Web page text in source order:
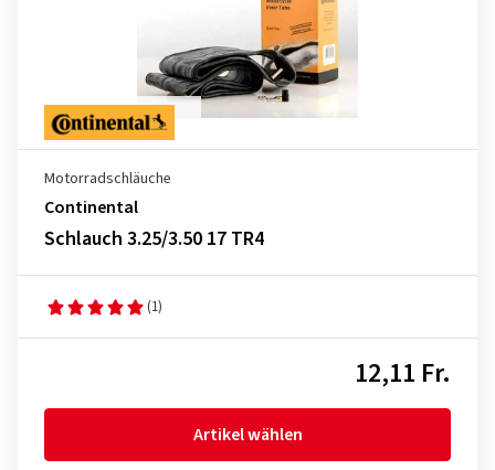
Motorradschläuche
Continental
Schlauch 3.25/3.50 17 TR4
(1)
12,11 Fr.
Artikel wählen